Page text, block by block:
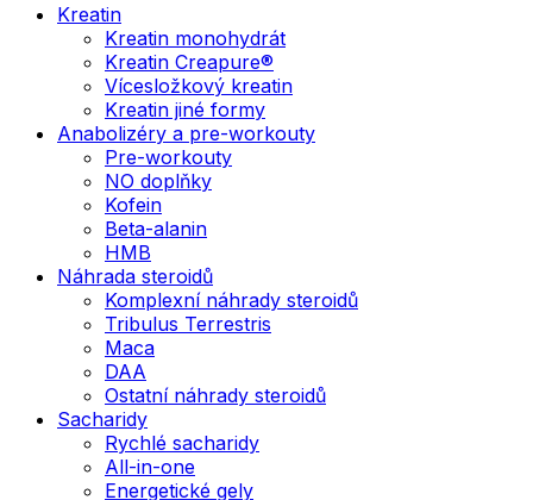
Kreatin
Kreatin monohydrát
Kreatin Creapure®
Vícesložkový kreatin
Kreatin jiné formy
Anabolizéry a pre-workouty
Pre-workouty
NO doplňky
Kofein
Beta-alanin
HMB
Náhrada steroidů
Komplexní náhrady steroidů
Tribulus Terrestris
Maca
DAA
Ostatní náhrady steroidů
Sacharidy
Rychlé sacharidy
All-in-one
Energetické gely